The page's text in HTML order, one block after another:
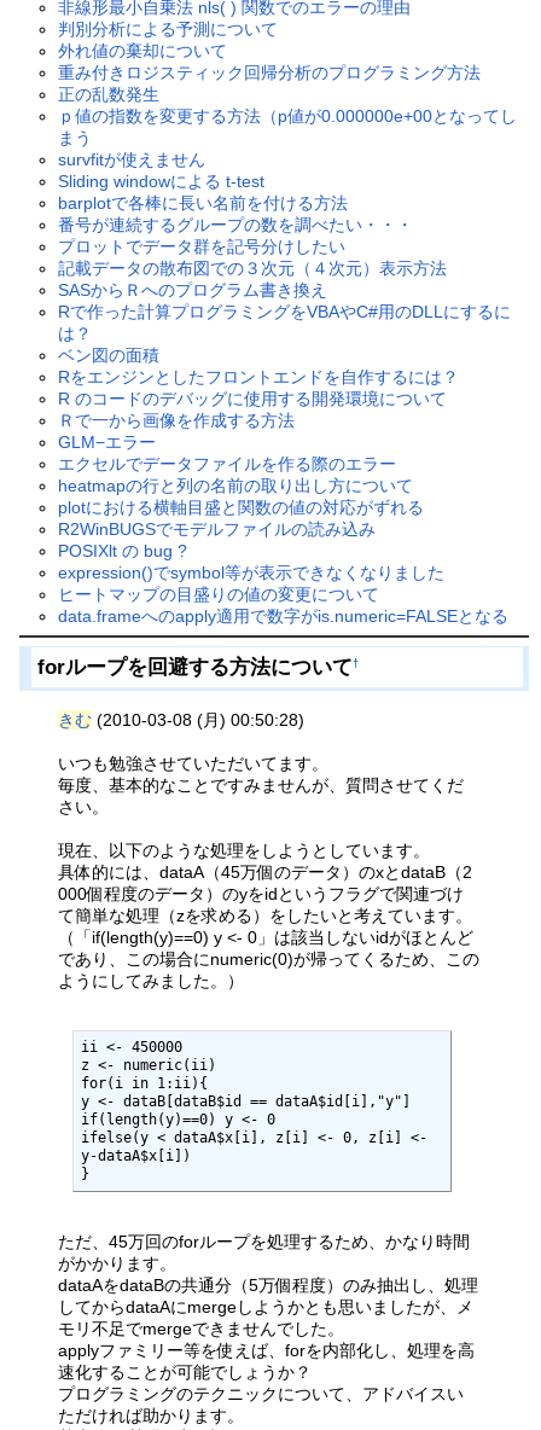
非線形最小自乗法 nls( ) 関数でのエラーの理由
判別分析による予測について
外れ値の棄却について
重み付きロジスティック回帰分析のプログラミング方法
正の乱数発生
ｐ値の指数を変更する方法（p値が0.000000e+00となってし
まう
survfitが使えません
Sliding windowによる t-test
barplotで各棒に長い名前を付ける方法
番号が連続するグループの数を調べたい・・・
プロットでデータ群を記号分けしたい
記載データの散布図での３次元（４次元）表示方法
SASからＲへのプログラム書き換え
Rで作った計算プログラミングをVBAやC#用のDLLにするに
は？
ベン図の面積
Rをエンジンとしたフロントエンドを自作するには？
R のコードのデバッグに使用する開発環境について
Ｒで一から画像を作成する方法
GLM−エラー
エクセルでデータファイルを作る際のエラー
heatmapの行と列の名前の取り出し方について
plotにおける横軸目盛と関数の値の対応がずれる
R2WinBUGSでモデルファイルの読み込み
POSIXlt の bug ?
expression()でsymbol等が表示できなくなりました
ヒートマップの目盛りの値の変更について
data.frameへのapply適用で数字がis.numeric=FALSEとなる
forループを回避する方法について†
きむ (2010-03-08 (月) 00:50:28)
いつも勉強させていただいてます。
毎度、基本的なことですみませんが、質問させてくだ
さい。
現在、以下のような処理をしようとしています。
具体的には、dataA（45万個のデータ）のxとdataB（2
000個程度のデータ）のyをidというフラグで関連づけ
て簡単な処理（zを求める）をしたいと考えています。
（「if(length(y)==0) y <- 0」は該当しないidがほとんど
であり、この場合にnumeric(0)が帰ってくるため、この
ようにしてみました。）
ii <- 450000
z <- numeric(ii)
for(i in 1:ii){
y <- dataB[dataB$id == dataA$id[i],"y"]
if(length(y)==0) y <- 0
ifelse(y < dataA$x[i], z[i] <- 0, z[i] <-
y-dataA$x[i])
}
ただ、45万回のforループを処理するため、かなり時間
がかかります。
dataAをdataBの共通分（5万個程度）のみ抽出し、処理
してからdataAにmergeしようかとも思いましたが、メ
モリ不足でmergeできませんでした。
applyファミリー等を使えば、forを内部化し、処理を高
速化することが可能でしょうか？
プログラミングのテクニックについて、アドバイスい
ただければ助かります。